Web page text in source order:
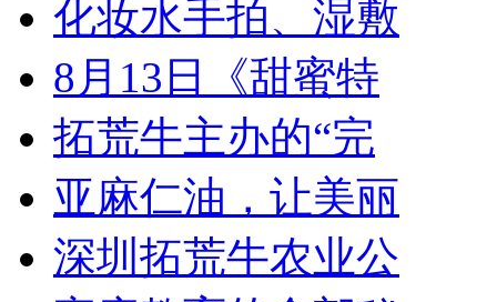
化妆水手拍、湿敷
8月13日《甜蜜特
拓荒牛主办的“完
亚麻仁油，让美丽
深圳拓荒牛农业公